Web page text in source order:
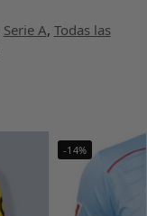
Serie A, Todas las
-14%